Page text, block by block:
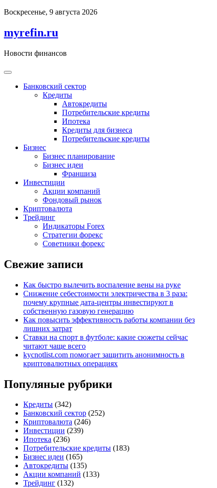
Перейти
содержимому
Воскресенье, 9 августа 2026
myrefin.ru
Новости финансов
Банковский сектор
Кредиты
Автокредиты
Потребительские кредиты
Ипотека
Кредиты для бизнеса
Потребительские кредиты
Бизнес
Бизнес планирование
Бизнес идеи
Франшиза
Инвестиции
Акции компаний
Фондовый рынок
Криптовалюта
Трейдинг
Индикаторы Forex
Стратегии форекс
Советники форекс
Свежие записи
Как быстро вылечить воспаление вены на руке
Снижение себестоимости электричества в 3 раза:
почему крупные дата-центры инвестируют в
собственную газовую генерацию
Как повысить эффективность работы компании без
лишних затрат
Ставки на спорт в футболе: какие сюжеты сейчас
читают чаще всего
kycnotlist.com помогает защитить анонимность в
криптовалютных операциях
Популяные рубрики
Кредиты (342)
Банковский сектор (252)
Криптовалюта (246)
Инвестиции (239)
Ипотека (236)
Потребительские кредиты (183)
Бизнес идеи (165)
Автокредиты (135)
Акции компаний (133)
Трейдинг (132)